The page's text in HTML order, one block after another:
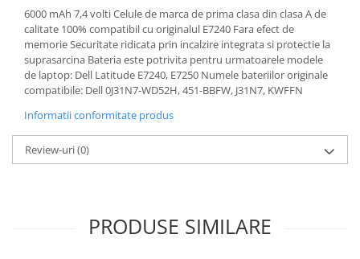
Surse PC
Carcase
Placi de baza
Ventilatoare carcasa
Componente Renew/Refurbished
Placi de baza REFURBISHED
Procesoare
Placi VIDEO
All-in-One REFURBISHED
6000 mAh 7,4 volti Celule de marca de prima clasa din clasa A de
calitate 100% compatibil cu originalul E7240 Fara efect de
memorie Securitate ridicata prin incalzire integrata si protectie la
suprasarcina Bateria este potrivita pentru urmatoarele modele
de laptop: Dell Latitude E7240, E7250 Numele bateriilor originale
compatibile: Dell 0J31N7-WD52H, 451-BBFW, J31N7, KWFFN
Informatii conformitate produs
Review-uri(0)
PRODUSE SIMILARE